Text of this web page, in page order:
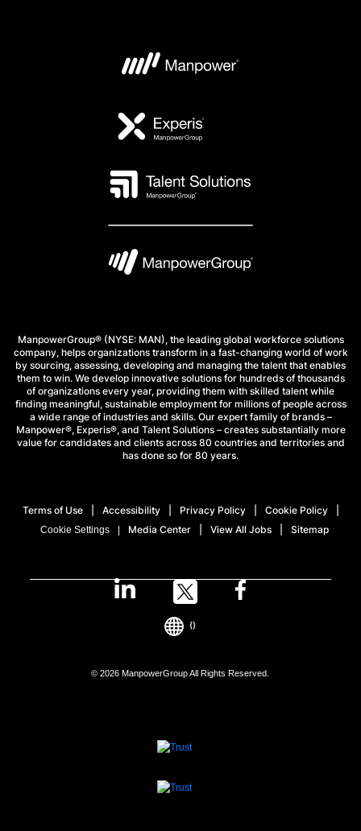
ManpowerGroup® (NYSE: MAN), the leading global workforce solutions
company, helps organizations transform in a fast-changing world of work
by sourcing, assessing, developing and managing the talent that enables
them to win. We develop innovative solutions for hundreds of thousands
of organizations every year, providing them with skilled talent while
finding meaningful, sustainable employment for millions of people across
a wide range of industries and skills. Our expert family of brands –
Manpower®, Experis®, and Talent Solutions – creates substantially more
value for candidates and clients across 80 countries and territories and
has done so for 80 years.
Terms of Use Accessibility Privacy Policy Cookie Policy
Cookie Settings Media Center View All Jobs Sitemap
© 2026 ManpowerGroup All Rights Reserved.
()